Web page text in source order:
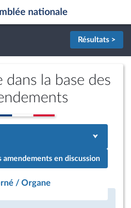
nationale
Résultats >
dans la base des
amendements en discussion
/ Organe